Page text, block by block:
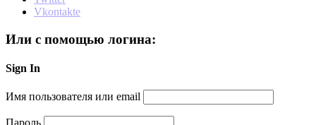
Vkontakte
Или с помощью логина:
Sign In
Имя пользователя или email